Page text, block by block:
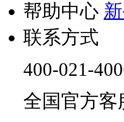
帮助中心
联系方式
400-021-
全国官方客